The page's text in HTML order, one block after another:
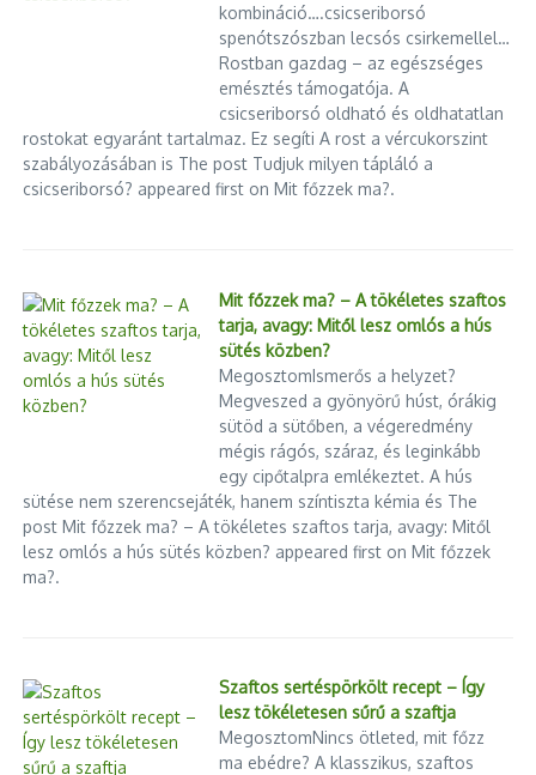
kombináció….csicseriborsó
spenótszószban lecsós csirkemellel…
Rostban gazdag – az egészséges
emésztés támogatója. A
csicseriborsó oldható és oldhatatlan
rostokat egyaránt tartalmaz. Ez segíti A rost a vércukorszint
szabályozásában is The post Tudjuk milyen tápláló a
csicseriborsó? appeared first on Mit főzzek ma?.
Mit főzzek ma? – A tökéletes szaftos
tarja, avagy: Mitől lesz omlós a hús
sütés közben?
MegosztomIsmerős a helyzet?
Megveszed a gyönyörű húst, órákig
sütöd a sütőben, a végeredmény
mégis rágós, száraz, és leginkább
egy cipőtalpra emlékeztet. A hús
sütése nem szerencsejáték, hanem színtiszta kémia és The
post Mit főzzek ma? – A tökéletes szaftos tarja, avagy: Mitől
lesz omlós a hús sütés közben? appeared first on Mit főzzek
ma?.
Szaftos sertéspörkölt recept – Így
lesz tökéletesen sűrű a szaftja
MegosztomNincs ötleted, mit főzz
ma ebédre? A klasszikus, szaftos